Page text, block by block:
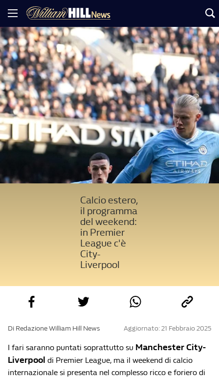
Calcio estero,
il programma
del weekend:
in Premier
League c'è
City-
Liverpool
Di Redazione William Hill News Aggiornato: 21 Febbraio 2025
I fari saranno puntati soprattutto su Manchester City-
Liverpool di Premier League, ma il weekend di calcio
internazionale si presenta nel complesso ricco e foriero di